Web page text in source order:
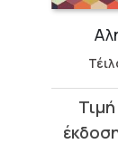
Original
price